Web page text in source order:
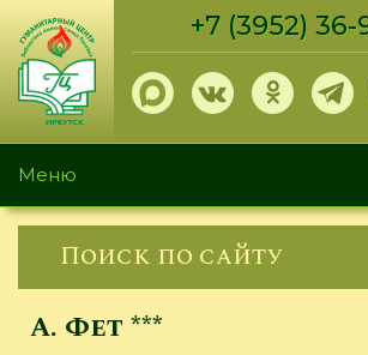
Перейти
основному
содержанию
+7 (3952) 36-
Меню
Поиск по сайту
А. Фет ***